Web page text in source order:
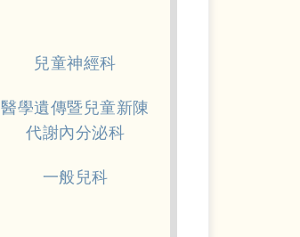
兒童神經科
醫學遺傳暨兒童新陳
代謝內分泌科
一般兒科